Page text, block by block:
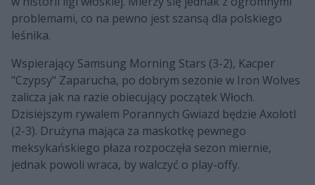
problemami, co na pewno jest szansą dla polskiego
leśnika.
Wspierający Samsung Morning Stars (3-2), Kacper
"Czypsy" Zaparucha, po dobrym sezonie w Iron Wolves
zalicza jak na razie obiecujący początek Włoch.
Dzisiejszym rywalem Porannych Gwiazd będzie Axolotl
(2-3). Drużyna mająca za maskotkę pewnego
meksykańskiego płaza rozpoczęła sezon miernie,
jednak powoli wraca, by walczyć o play-offy.